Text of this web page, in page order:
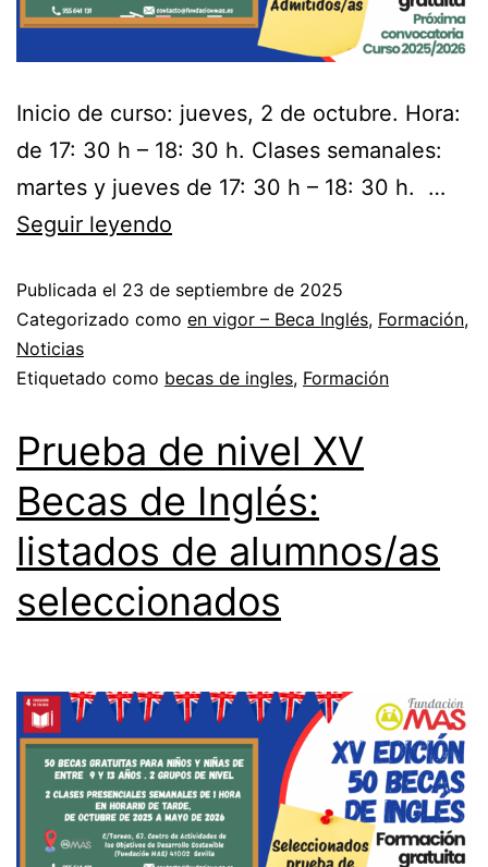
Inicio de curso: jueves, 2 de octubre. Hora:
de 17: 30 h – 18: 30 h. Clases semanales:
martes y jueves de 17: 30 h – 18: 30 h. …
Seguir leyendo
Publicada el 23 de septiembre de 2025
Categorizado como en vigor – Beca Inglés, Formación,
Noticias
Etiquetado como becas de ingles, Formación
Prueba de nivel XV
Becas de Inglés:
listados de alumnos/as
seleccionados